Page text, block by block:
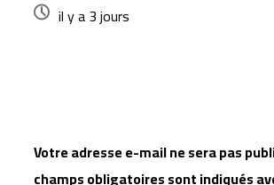
il y a 3 jours
Votre adresse e-mail ne sera pas
champs obligatoires sont indiqués